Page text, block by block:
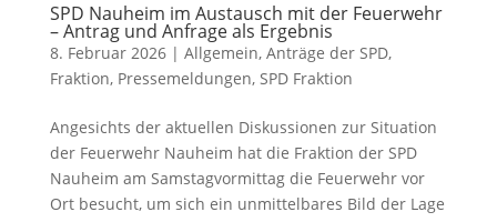
SPD Nauheim im Austausch mit der Feuerwehr
– Antrag und Anfrage als Ergebnis
8. Februar 2026| Allgemein, Anträge der SPD,
Fraktion, Pressemeldungen, SPD Fraktion
Angesichts der aktuellen Diskussionen zur Situation
der Feuerwehr Nauheim hat die Fraktion der SPD
Nauheim am Samstagvormittag die Feuerwehr vor
Ort besucht, um sich ein unmittelbares Bild der Lage